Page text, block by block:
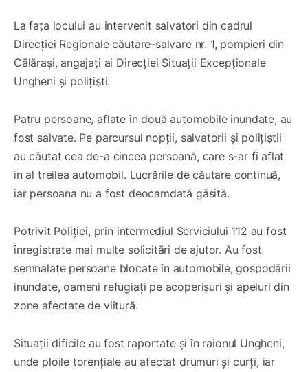
La fața locului au intervenit salvatori din cadrul
Direcției Regionale căutare-salvare nr. 1, pompieri din
Călărași, angajați ai Direcției Situații Excepționale
Ungheni și polițiști.
Patru persoane, aflate în două automobile inundate, au
fost salvate. Pe parcursul nopții, salvatorii și polițiștii
au căutat cea de-a cincea persoană, care s-ar fi aflat
în al treilea automobil. Lucrările de căutare continuă,
iar persoana nu a fost deocamdată găsită.
Potrivit Poliției, prin intermediul Serviciului 112 au fost
înregistrate mai multe solicitări de ajutor. Au fost
semnalate persoane blocate în automobile, gospodării
inundate, oameni refugiați pe acoperișuri și apeluri din
zone afectate de viitură.
Situații dificile au fost raportate și în raionul Ungheni,
unde ploile torențiale au afectat drumuri și curți, iar